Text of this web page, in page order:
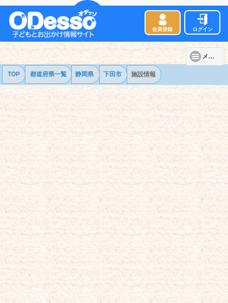
会員登録 ログイン
メニュー
TOP 都道府県一覧 静岡県 下田市 施設情報